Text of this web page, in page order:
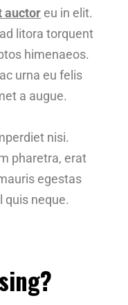
auctor eu in elit.
litora torquent
himenaeos.
urna eu felis
a augue.
nisi.
pharetra, erat
egestas
quis neque.